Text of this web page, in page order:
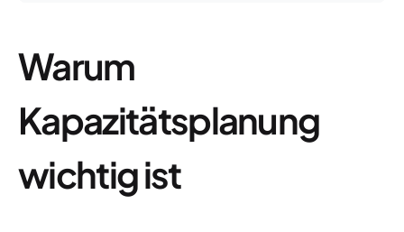
Warum
Kapazitätsplanung
wichtig ist